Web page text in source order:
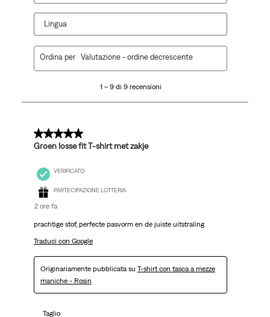
Lingua
9
1 – 9 di 9 recensioni
Ordina per Valutazione - ordine decrescente
5 su 5 stelle.
Groen losse fit T-shirt met zakje
VERIFICATO
PARTECIPAZIONE LOTTERIA
2 ore fa
prachtige stof, perfecte pasvorm en de juiste uitstraling
Traduci con Google
Originariamente pubblicata su T-shirt con tasca a mezze
maniche - Rosin
Taglio